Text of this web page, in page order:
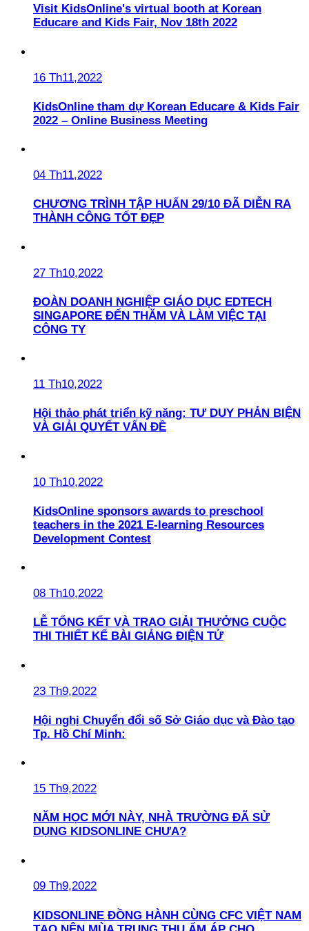
Visit KidsOnline's virtual booth at Korean
Educare and Kids Fair, Nov 18th 2022
16 Th11,2022
KidsOnline tham dự Korean Educare & Kids Fair
2022 – Online Business Meeting
04 Th11,2022
CHƯƠNG TRÌNH TẬP HUẤN 29/10 ĐÃ DIỄN RA
THÀNH CÔNG TỐT ĐẸP
27 Th10,2022
ĐOÀN DOANH NGHIỆP GIÁO DỤC EDTECH
SINGAPORE ĐẾN THĂM VÀ LÀM VIỆC TẠI
CÔNG TY
11 Th10,2022
Hội thảo phát triển kỹ năng: TƯ DUY PHẢN BIỆN
VÀ GIẢI QUYẾT VẤN ĐỀ
10 Th10,2022
KidsOnline sponsors awards to preschool
teachers in the 2021 E-learning Resources
Development Contest
08 Th10,2022
LỄ TỔNG KẾT VÀ TRAO GIẢI THƯỞNG CUỘC
THI THIẾT KẾ BÀI GIẢNG ĐIỆN TỬ
23 Th9,2022
Hội nghị Chuyển đổi số Sở Giáo dục và Đào tạo
Tp. Hồ Chí Minh:
15 Th9,2022
NĂM HỌC MỚI NÀY, NHÀ TRƯỜNG ĐÃ SỬ
DỤNG KIDSONLINE CHƯA?
09 Th9,2022
KIDSONLINE ĐỒNG HÀNH CÙNG CFC VIỆT NAM